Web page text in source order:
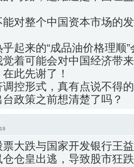
对整个中国资本市场的
起来的“成品油价格理顺
着可能会对中国经济带
此先谢了！
调控形式，真有点说不得
政策之前想清楚了吗？
大跌与国家开发银行王
仓仓皇出逃，导致股市狂